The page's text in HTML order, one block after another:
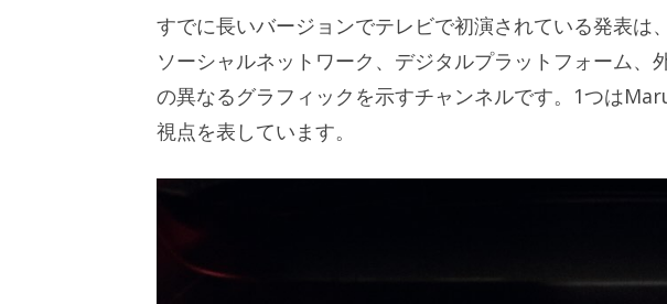
すでに長いバージョンでテレビで初演されている発表は
ソーシャルネットワーク、デジタルプラットフォーム、
の異なるグラフィックを示すチャンネルです。1つは
視点を表しています。